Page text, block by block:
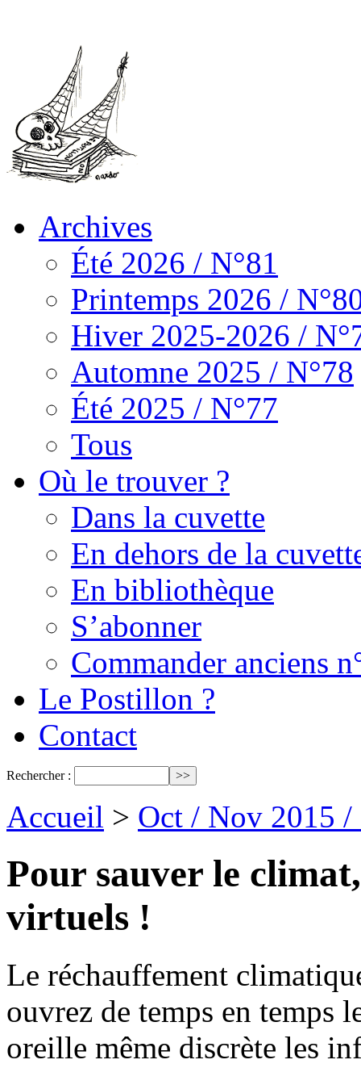
Archives
Été 2026 / N°81
Printemps 2026 /
Hiver 2025-2026 /
Automne 2025 / N°78
Été 2025 / N°77
Tous
Où le trouver ?
Dans la cuvette
En dehors de la
En bibliothèque
S’abonner
Commander anciens
Le Postillon ?
Contact
Rechercher :
Accueil > Oct / Nov 2015 /
Pour sauver le
virtuels !
Le réchauffement
ouvrez de temps en temps
oreille même discrète les